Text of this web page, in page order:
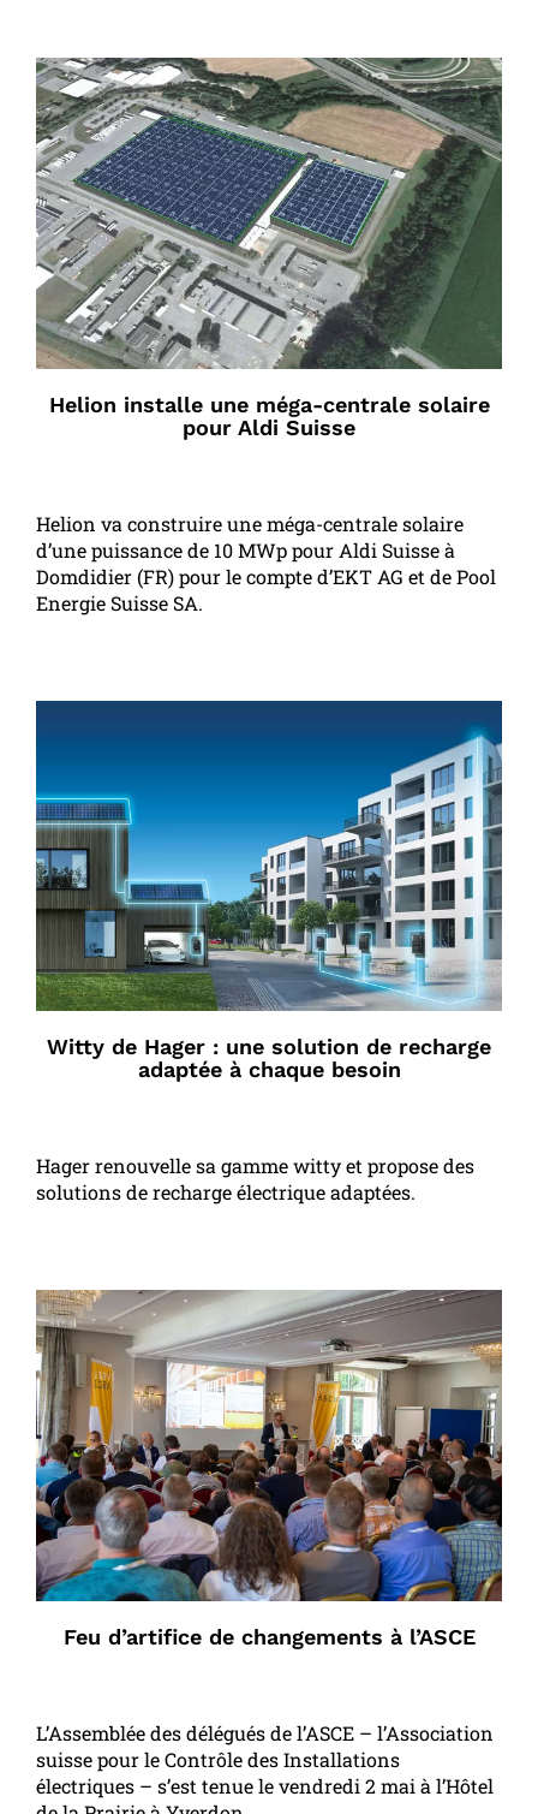
Helion installe une méga-centrale solaire
pour Aldi Suisse
Helion va construire une méga-centrale solaire
d’une puissance de 10 MWp pour Aldi Suisse à
Domdidier (FR) pour le compte d’EKT AG et de Pool
Energie Suisse SA.
Witty de Hager : une solution de recharge
adaptée à chaque besoin
Hager renouvelle sa gamme witty et propose des
solutions de recharge électrique adaptées.
Feu d’artifice de changements à l’ASCE
L’Assemblée des délégués de l’ASCE – l’Association
suisse pour le Contrôle des Installations
électriques – s’est tenue le vendredi 2 mai à l’Hôtel